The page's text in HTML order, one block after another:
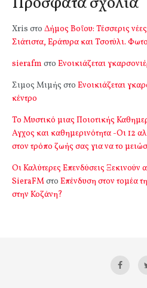
Xris στο Δήμος Βοΐου: Τέσσερις
Σιάτιστα, Εράτυρα και Τσοτύλι.
sierafm στο Ενοικιάζεται
Σιμος Μιμής στο Ενοικιάζεται
κέντρο
Το Μυστικό μιας Ποιοτικής
Αγχος και καθημερινότητα -Οι 12
στον τρόπο ζωής σας για να το
Οι Καλύτερες Επενδύσεις
SieraFMστο Επένδυση στον τομέα
στην Κοζάνη?